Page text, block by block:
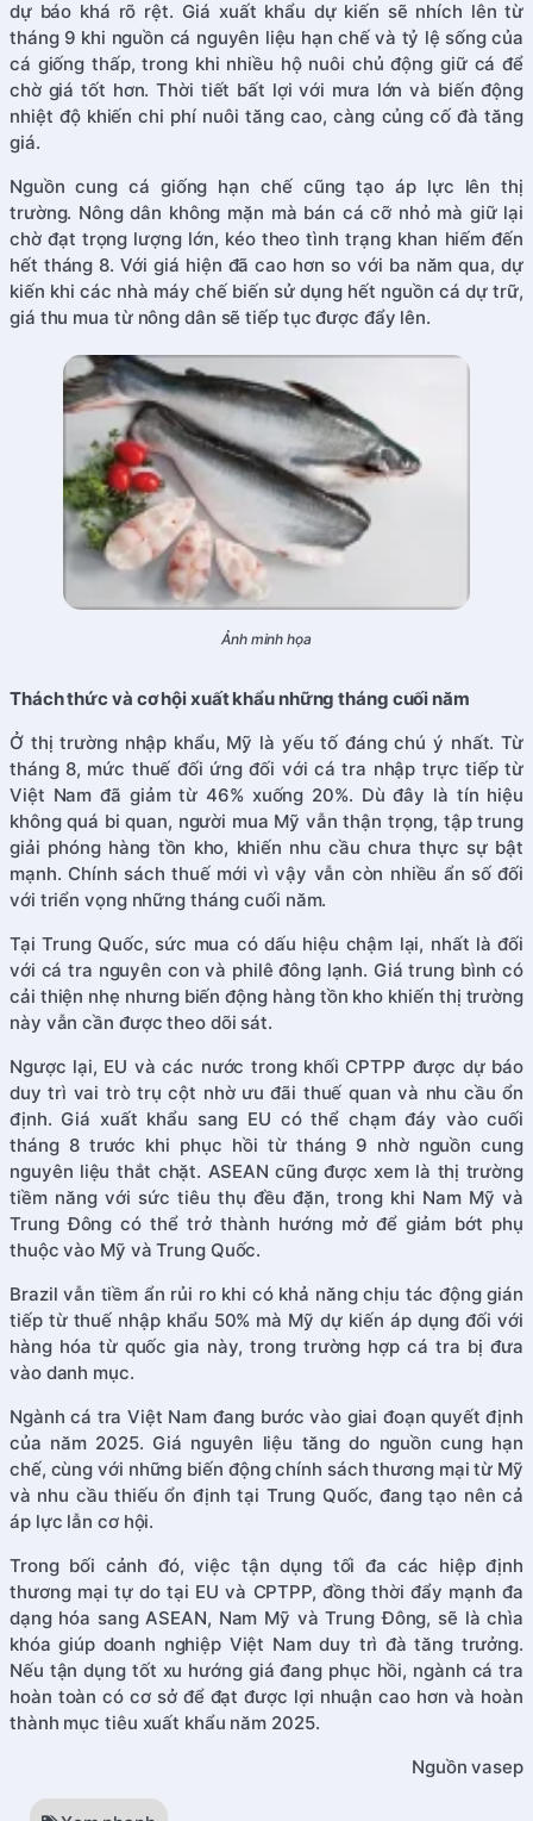
dự báo khá rõ rệt. Giá xuất khẩu dự kiến sẽ nhích lên từ
tháng 9 khi nguồn cá nguyên liệu hạn chế và tỷ lệ sống của
cá giống thấp, trong khi nhiều hộ nuôi chủ động giữ cá để
chờ giá tốt hơn. Thời tiết bất lợi với mưa lớn và biến động
nhiệt độ khiến chi phí nuôi tăng cao, càng củng cố đà tăng
giá.
Nguồn cung cá giống hạn chế cũng tạo áp lực lên thị
trường. Nông dân không mặn mà bán cá cỡ nhỏ mà giữ lại
chờ đạt trọng lượng lớn, kéo theo tình trạng khan hiếm đến
hết tháng 8. Với giá hiện đã cao hơn so với ba năm qua, dự
kiến khi các nhà máy chế biến sử dụng hết nguồn cá dự trữ,
giá thu mua từ nông dân sẽ tiếp tục được đẩy lên.
Ảnh minh họa
Thách thức và cơ hội xuất khẩu những tháng cuối năm
Ở thị trường nhập khẩu, Mỹ là yếu tố đáng chú ý nhất. Từ
tháng 8, mức thuế đối ứng đối với cá tra nhập trực tiếp từ
Việt Nam đã giảm từ 46% xuống 20%. Dù đây là tín hiệu
không quá bi quan, người mua Mỹ vẫn thận trọng, tập trung
giải phóng hàng tồn kho, khiến nhu cầu chưa thực sự bật
mạnh. Chính sách thuế mới vì vậy vẫn còn nhiều ẩn số đối
với triển vọng những tháng cuối năm.
Tại Trung Quốc, sức mua có dấu hiệu chậm lại, nhất là đối
với cá tra nguyên con và philê đông lạnh. Giá trung bình có
cải thiện nhẹ nhưng biến động hàng tồn kho khiến thị trường
này vẫn cần được theo dõi sát.
Ngược lại, EU và các nước trong khối CPTPP được dự báo
duy trì vai trò trụ cột nhờ ưu đãi thuế quan và nhu cầu ổn
định. Giá xuất khẩu sang EU có thể chạm đáy vào cuối
tháng 8 trước khi phục hồi từ tháng 9 nhờ nguồn cung
nguyên liệu thắt chặt. ASEAN cũng được xem là thị trường
tiềm năng với sức tiêu thụ đều đặn, trong khi Nam Mỹ và
Trung Đông có thể trở thành hướng mở để giảm bớt phụ
thuộc vào Mỹ và Trung Quốc.
Brazil vẫn tiềm ẩn rủi ro khi có khả năng chịu tác động gián
tiếp từ thuế nhập khẩu 50% mà Mỹ dự kiến áp dụng đối với
hàng hóa từ quốc gia này, trong trường hợp cá tra bị đưa
vào danh mục.
Ngành cá tra Việt Nam đang bước vào giai đoạn quyết định
của năm 2025. Giá nguyên liệu tăng do nguồn cung hạn
chế, cùng với những biến động chính sách thương mại từ Mỹ
và nhu cầu thiếu ổn định tại Trung Quốc, đang tạo nên cả
áp lực lẫn cơ hội.
Trong bối cảnh đó, việc tận dụng tối đa các hiệp định
thương mại tự do tại EU và CPTPP, đồng thời đẩy mạnh đa
dạng hóa sang ASEAN, Nam Mỹ và Trung Đông, sẽ là chìa
khóa giúp doanh nghiệp Việt Nam duy trì đà tăng trưởng.
Nếu tận dụng tốt xu hướng giá đang phục hồi, ngành cá tra
hoàn toàn có cơ sở để đạt được lợi nhuận cao hơn và hoàn
thành mục tiêu xuất khẩu năm 2025.
Nguồn vasep